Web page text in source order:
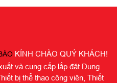
KÍNH CHÀO QUÝ KHÁCH!
và cung cấp lắp đặt Dụng
bị thể thao công viên, Thiết